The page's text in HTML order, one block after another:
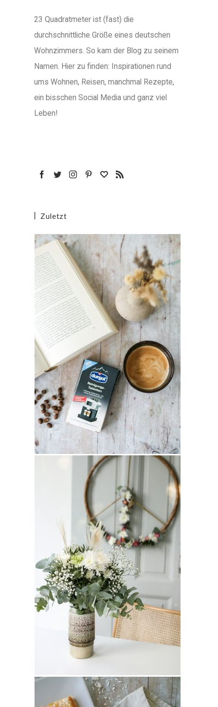
23 Quadratmeter ist (fast) die
durchschnittliche Größe eines deutschen
Wohnzimmers. So kam der Blog zu seinem
Namen. Hier zu finden: Inspirationen rund
ums Wohnen, Reisen, manchmal Rezepte,
ein bisschen Social Media und ganz viel
Leben!
Zuletzt